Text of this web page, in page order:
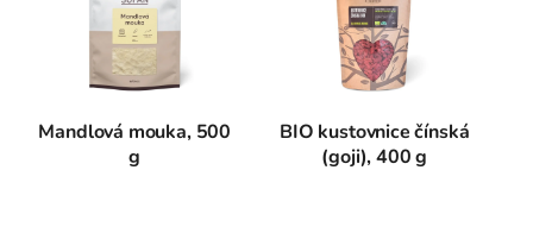
Mandlová mouka, 500
g
BIO kustovnice čínská
(goji), 400 g